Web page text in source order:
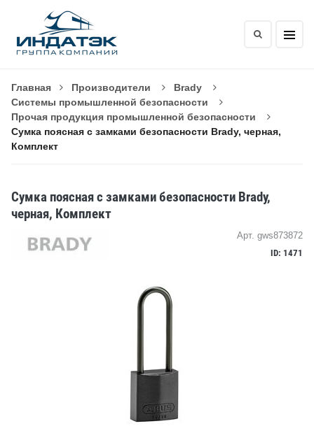
Главная Производители
Brady
Системы промышленной безопасности
Прочая продукция промышленной безопасности
Сумка поясная с замками безопасности Brady, черная,
Комплект
Сумка поясная с замками безопасности Brady,
черная, Комплект
Арт. gws873872
ID: 1471